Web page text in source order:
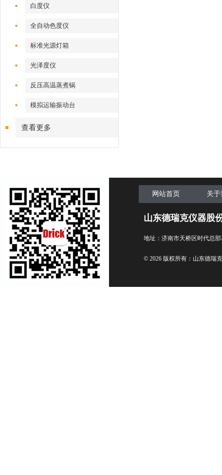
白度仪
全自动色度仪
标准光源灯箱
光泽度仪
反压高温蒸煮锅
模拟运输振动台
查看更多
网站首页 关
山东德瑞克仪器股
地址：济南市天桥区时代总
© 2026 版权所有：山东德瑞